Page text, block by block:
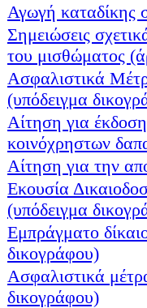
Αγωγή καταδίκης
Σημειώσεις
του μισθώματος
Ασφαλιστικά
(υπόδειγμα
Αίτηση για
κοινόχρηστων
Αίτηση για την
Εκουσία
(υπόδειγμα
Εμπράγματο
δικογράφου)
Ασφαλιστικά
δικογράφου)